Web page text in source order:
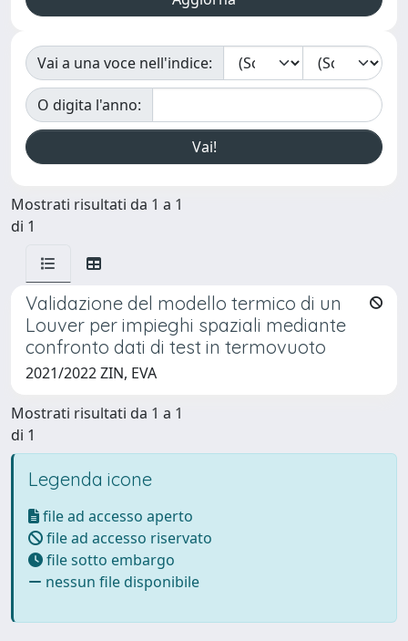
Vai a una voce nell'indice:
O digita l'anno:
Mostrati risultati da 1 a 1
di 1
Validazione del modello termico di un
Louver per impieghi spaziali mediante
confronto dati di test in termovuoto
2021/2022 ZIN, EVA
Mostrati risultati da 1 a 1
di 1
Legenda icone
file ad accesso aperto
file ad accesso riservato
file sotto embargo
nessun file disponibile